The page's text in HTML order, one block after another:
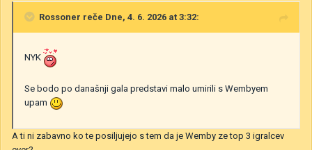
Rossoner reče Dne, 4. 6. 2026 at 3:32:
NYK
Se bodo po današnji gala predstavi malo umirili s Wembyem
upam
A ti ni zabavno ko te posiljujejo s tem da je Wemby ze top 3 igralcev